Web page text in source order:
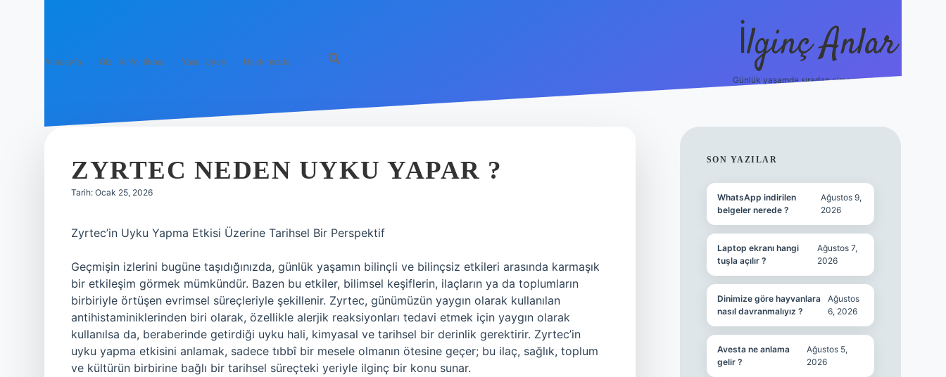
Anasayfa Gizlilik Politikası Yasal Uyarı Hakkımızda İlginç Anlar
Günlük yaşamda sıradan olmayan detaylar.
ZYRTEC NEDEN UYKU YAPAR ?
Tarih: Ocak 25, 2026
Zyrtec’in Uyku Yapma Etkisi Üzerine Tarihsel Bir Perspektif
Geçmişin izlerini bugüne taşıdığınızda, günlük yaşamın bilinçli ve bilinçsiz etkileri arasında karmaşık
bir etkileşim görmek mümkündür. Bazen bu etkiler, bilimsel keşiflerin, ilaçların ya da toplumların
birbiriyle örtüşen evrimsel süreçleriyle şekillenir. Zyrtec, günümüzün yaygın olarak kullanılan
antihistaminiklerinden biri olarak, özellikle alerjik reaksiyonları tedavi etmek için yaygın olarak
kullanılsa da, beraberinde getirdiği uyku hali, kimyasal ve tarihsel bir derinlik gerektirir. Zyrtec’in
uyku yapma etkisini anlamak, sadece tıbbî bir mesele olmanın ötesine geçer; bu ilaç, sağlık, toplum
ve kültürün birbirine bağlı bir tarihsel süreçteki yeriyle ilginç bir konu sunar.
SIDEBAR
SON YAZILAR
WhatsApp indirilen
belgeler nerede ?
Ağustos 9,
2026
Laptop ekranı hangi
tuşla açılır ?
Ağustos 7,
2026
Dinimize göre hayvanlara
nasıl davranmalıyız ?
Ağustos
6, 2026
Avesta ne anlama
gelir ?
Ağustos 5,
2026
piabellacasino